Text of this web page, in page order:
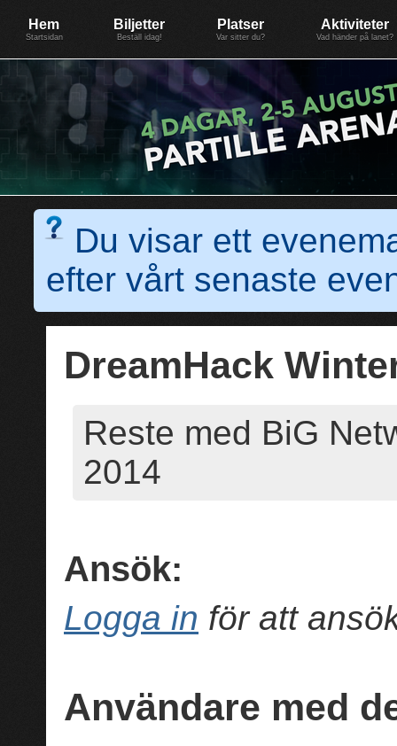
Hem
Startsidan
Biljetter
Beställ idag!
Platser
Var sitter du?
Aktiviteter
Vad händer på lanet?
Du visar ett
efter vårt senaste
DreamHack
Reste med BiG
2014
Ansök:
Logga in för att
Användare med